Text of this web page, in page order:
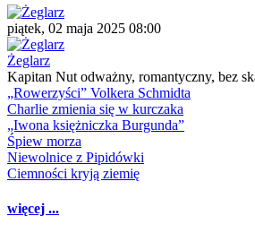
piątek, 02 maja 2025 08:00
Żeglarz
Kapitan Nut odważny, romantyczny, bez
„Rowerzyści” Volkera Schmidta
Charlie zmienia się w kurczaka
„Iwona księżniczka Burgunda”
Śpiew morza
Niewolnice z Pipidówki
Ciemności kryją ziemię
więcej ...